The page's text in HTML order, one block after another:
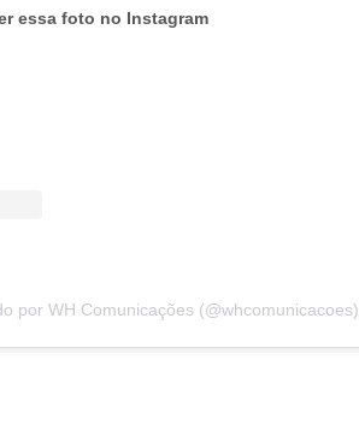
essa foto no Instagram
por WH Comunicações (@whcomunicacoes)